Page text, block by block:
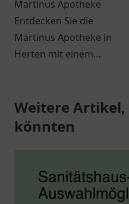
Martinus Apotheke
Entdecken Sie die
Martinus Apotheke in
Herten mit einem
und individueller
Beratung.
Weitere
könnten